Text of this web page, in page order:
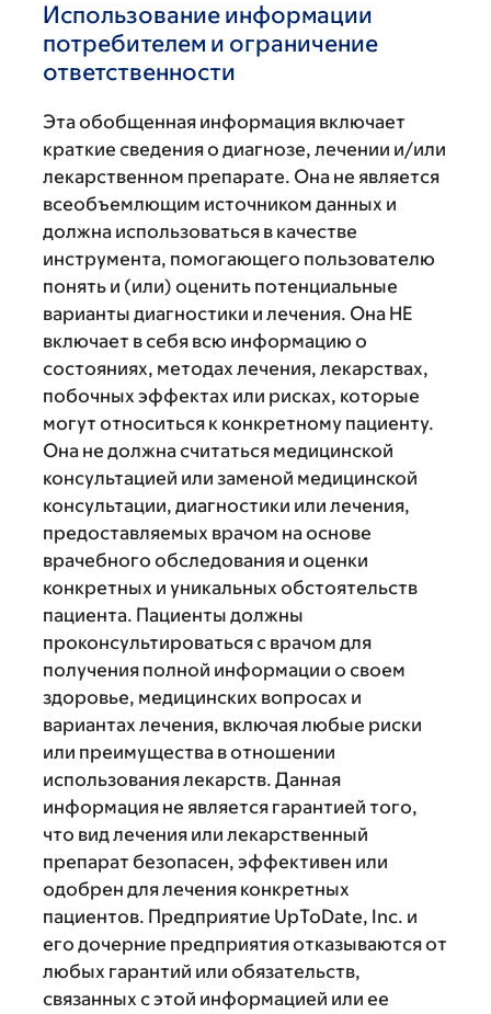
Использование информации
потребителем и ограничение
ответственности
Эта обобщенная информация включает
краткие сведения о диагнозе, лечении и/или
лекарственном препарате. Она не является
всеобъемлющим источником данных и
должна использоваться в качестве
инструмента, помогающего пользователю
понять и (или) оценить потенциальные
варианты диагностики и лечения. Она НЕ
включает в себя всю информацию о
состояниях, методах лечения, лекарствах,
побочных эффектах или рисках, которые
могут относиться к конкретному пациенту.
Она не должна считаться медицинской
консультацией или заменой медицинской
консультации, диагностики или лечения,
предоставляемых врачом на основе
врачебного обследования и оценки
конкретных и уникальных обстоятельств
пациента. Пациенты должны
проконсультироваться с врачом для
получения полной информации о своем
здоровье, медицинских вопросах и
вариантах лечения, включая любые риски
или преимущества в отношении
использования лекарств. Данная
информация не является гарантией того,
что вид лечения или лекарственный
препарат безопасен, эффективен или
одобрен для лечения конкретных
пациентов. Предприятие UpToDate, Inc. и
его дочерние предприятия отказываются от
любых гарантий или обязательств,
связанных с этой информацией или ее